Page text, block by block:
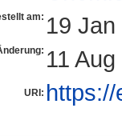
am: 19
11
URI: